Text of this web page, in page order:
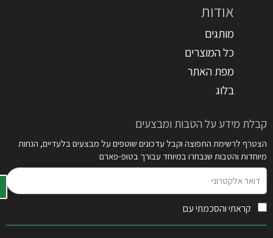
אודות
מותגים
כל המוצרים
מפת האתר
בלוג
קבלת מידע על הטבות ומבצעים
הצטרף לרשימת התפוצה וקבל עדכונים שוטפים על מבצעים בלעדיים, הנחות
מיוחדות והטבות שנבחרו במיוחד עבורך בטופ-פארם
אלקטרוני
קראתי והסכמתי עם